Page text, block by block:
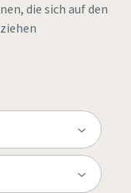
die sich auf den